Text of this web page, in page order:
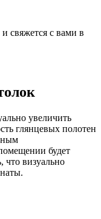
свяжется с вами в
увеличить
глянцевых полотен
будет
что визуально